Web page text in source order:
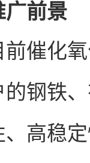
广前景
前催化
的钢铁
、高稳